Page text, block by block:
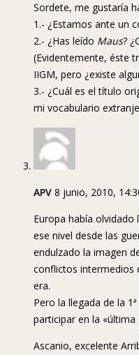
Sordete, me gustaría
1.- ¿Estamos ante un
2.- ¿Has leído Maus?
(Evidentemente, éste
IIGM, pero ¿existe
3.- ¿Cuál es el título
mi vocabulario
APV 8 junio, 2010,
Europa había
ese nivel desde las
endulzado la imagen
conflictos intermedios
era.
Pero la llegada de la
participar en la «última
Ascanio, excelente